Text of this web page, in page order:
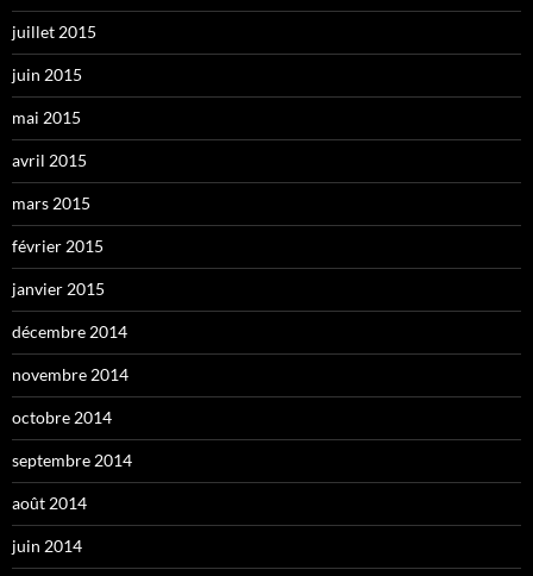
juillet 2015
juin 2015
mai 2015
avril 2015
mars 2015
février 2015
janvier 2015
décembre 2014
novembre 2014
octobre 2014
septembre 2014
août 2014
juin 2014